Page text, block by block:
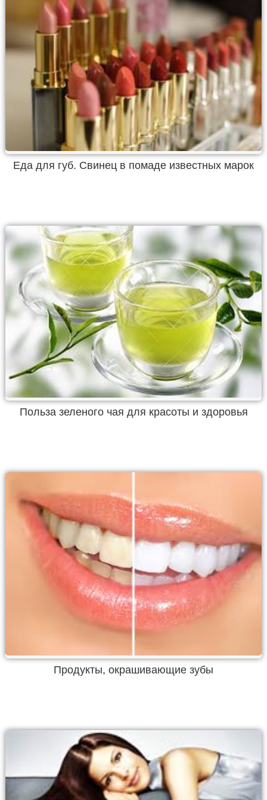
Еда для губ. Свинец в помаде известных марок
Польза зеленого чая для красоты и здоровья
Продукты, окрашивающие зубы